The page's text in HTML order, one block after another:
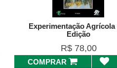
Experimentação Agrícola
Edição
R$ 78,00
COMPRAR